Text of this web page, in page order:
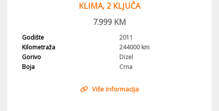
KLIMA, 2 KLJUČA
7.999 KM
Godište
2011
Kilometraža
244000 km
Gorivo
Dizel
Boja
Crna
Više informacija